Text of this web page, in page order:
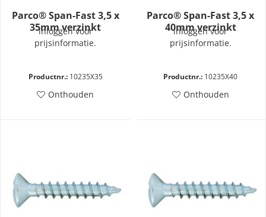
Parco® Span-Fast 3,5 x
35mm verzinkt
inloggen voor
prijsinformatie.
Productnr.:10235X35
Onthouden
Parco® Span-Fast 3,5 x
40mm verzinkt
inloggen voor
prijsinformatie.
Productnr.: 10235X40
Onthouden